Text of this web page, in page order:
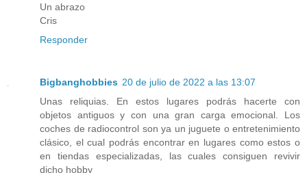
Un abrazo
Cris
Responder
Bigbanghobbies 20 de julio de 2022 a las 13:07
Unas reliquias. En estos lugares podrás hacerte con
objetos antiguos y con una gran carga emocional. Los
coches de radiocontrol son ya un juguete o entretenimiento
clásico, el cual podrás encontrar en lugares como estos o
en tiendas especializadas, las cuales consiguen revivir
dicho hobby